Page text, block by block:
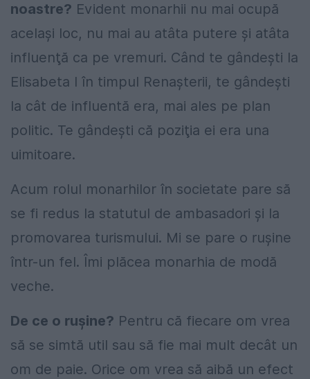
noastre? Evident monarhii nu mai ocupă
acelaşi loc, nu mai au atâta putere şi atâta
influenţă ca pe vremuri. Când te gândeşti la
Elisabeta I în timpul Renaşterii, te gândeşti
la cât de influentă era, mai ales pe plan
politic. Te gândeşti că poziţia ei era una
uimitoare.
Acum rolul monarhilor în societate pare să
se fi redus la statutul de ambasadori şi la
promovarea turismului. Mi se pare o ruşine
într-un fel. Îmi plăcea monarhia de modă
veche.
De ce o ruşine? Pentru că fiecare om vrea
să se simtă util sau să fie mai mult decât un
om de paie. Orice om vrea să aibă un efect